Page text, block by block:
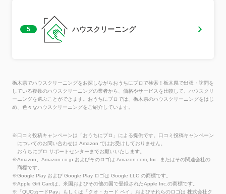
5 ハウスクリーニング
栃木県でハウスクリーニングをお探しながらおうちにプロで検索！栃木県で出張・訪問を
している複数のハウスクリーニングの業者から、価格やサービスを比較して、ハウスクリ
ーニングを選ぶことができます。おうちにプロでは、栃木県のハウスクリーニングをはじ
め、色々なハウスクリーニングをご紹介しています。
※口コミ投稿キャンペーンは「おうちにプロ」による提供です。口コミ投稿キャンペーン
についてのお問い合わせは Amazon ではお受けしておりません。
おうちにプロ サポートセンターまでお願いいたします。
※Amazon、Amazon.co.jp およびそのロゴは Amazon.com, Inc. またはその関連会社の
商標です。
※Google Play および Google Play ロゴは Google LLC の商標です。
※Apple Gift Cardは、米国およびその他の国で登録されたApple Inc.の商標です。
※「QUOカードPay」もしくは「クオ・カード ペイ」およびそれらのロゴは 株式会社ク